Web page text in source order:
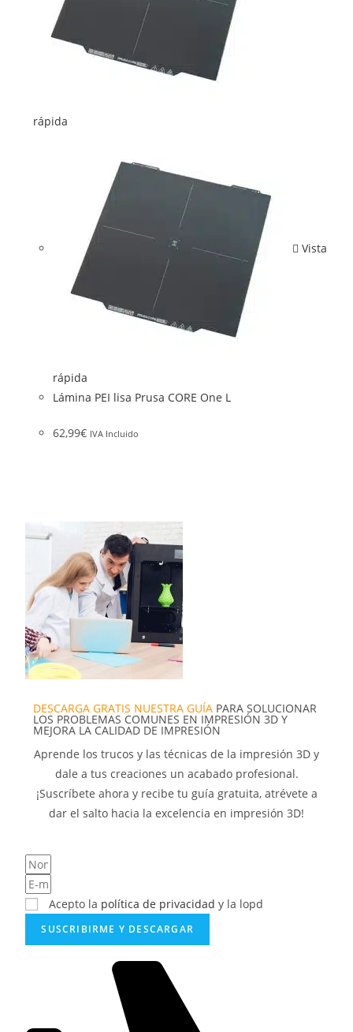
rápida
Vista
rápida
Lámina PEI lisa Prusa CORE One L
62,99€ IVA Incluido
DESCARGA GRATIS NUESTRA GUÍA PARA SOLUCIONAR
LOS PROBLEMAS COMUNES EN IMPRESIÓN 3D Y
MEJORA LA CALIDAD DE IMPRESIÓN
Aprende los trucos y las técnicas de la impresión 3D y
dale a tus creaciones un acabado profesional.
¡Suscríbete ahora y recibe tu guía gratuita, atrévete a
dar el salto hacia la excelencia en impresión 3D!
Acepto la política de privacidad y la lopd
SUSCRIBIRME Y DESCARGAR